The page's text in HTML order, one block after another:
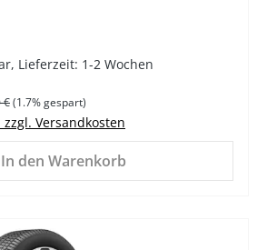
Lieferzeit: 1-2 Wochen
Preis:
€(1.7% gespart)
Versandkosten
In den Warenkorb